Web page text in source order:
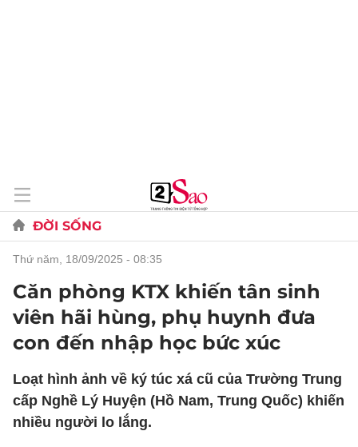
ĐỜI SỐNG
thứ năm, 18/09/2025 - 08:35
Căn phòng KTX khiến tân sinh
viên hãi hùng, phụ huynh đưa
con đến nhập học bức xúc
Loạt hình ảnh về ký túc xá cũ của Trường Trung
cấp Nghề Lý Huyện (Hồ Nam, Trung Quốc) khiến
nhiều người lo lắng.